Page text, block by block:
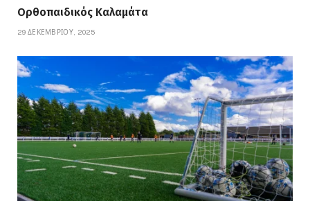
Ορθοπαιδικός Καλαμάτα
29 ΔΕΚΕΜΒΡΊΟΥ, 2025